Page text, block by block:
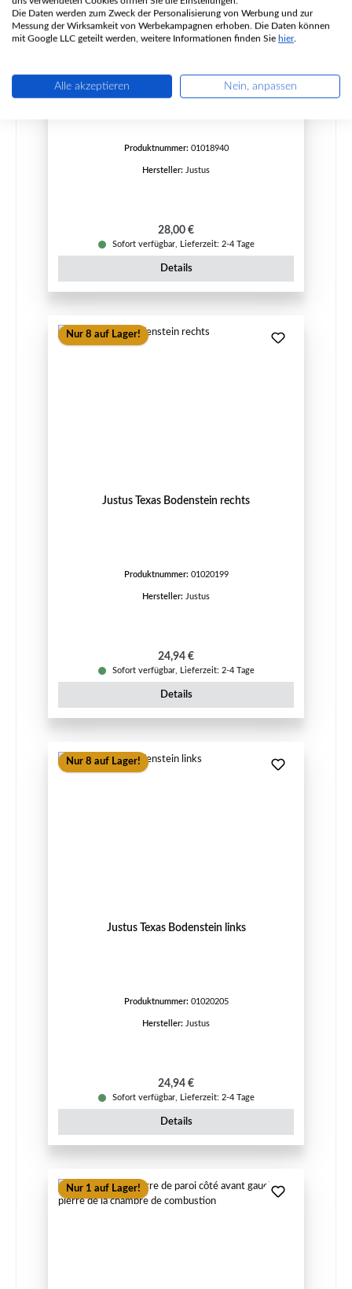
Justus Texas Seitenstein rechts hinten
Produktnummer: 01018940
Hersteller: Justus
Regulärer Preis:
28,00 €
Sofort verfügbar, Lieferzeit: 2-4 Tage
Details
Nur 8 auf Lager!
Justus Texas Bodenstein rechts
Produktnummer: 01020199
Hersteller: Justus
Regulärer Preis:
24,94 €
Sofort verfügbar, Lieferzeit: 2-4 Tage
Details
Nur 8 auf Lager!
Justus Texas Bodenstein links
Produktnummer: 01020205
Hersteller: Justus
Regulärer Preis:
24,94 €
Sofort verfügbar, Lieferzeit: 2-4 Tage
Details
Nur 1 auf Lager!
Die Daten werden zum Zweck der Personalisierung von Werbung und zur
Messung der Wirksamkeit von Werbekampagnen erhoben. Die Daten können
mit Google LLC geteilt werden, weitere Informationen finden Sie hier.
Alle akzeptieren Nein, anpassen